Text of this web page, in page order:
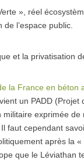
», réel
l’espace public.
et la privatisation
la France en béton
un PADD (Projet
militaire exprimée
faut cependant
après la
que le Léviathan